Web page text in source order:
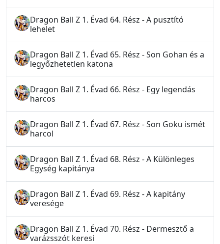
Dragon Ball Z 1. Évad 64. Rész - A pusztító
lehelet
Dragon Ball Z 1. Évad 65. Rész - Son Gohan és a
legyőzhetetlen katona
Dragon Ball Z 1. Évad 66. Rész - Egy legendás
harcos
Dragon Ball Z 1. Évad 67. Rész - Son Goku ismét
harcol
Dragon Ball Z 1. Évad 68. Rész - A Különleges
Egység kapitánya
Dragon Ball Z 1. Évad 69. Rész - A kapitány
veresége
Dragon Ball Z 1. Évad 70. Rész - Dermesztő a
varázsszót keresi